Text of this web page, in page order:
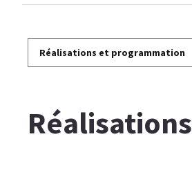
Réalisations et programmation
Réalisations